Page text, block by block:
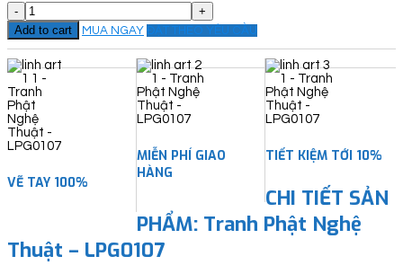
Tranh
Phật
Nghệ
Thuật
-
LPG0107
quantity
Add to cart MUA NGAY ĐẶT THEO YÊU CẦU
VẼ TAY 100%
MIỄN PHÍ GIAO
HÀNG
TIẾT KIỆM TỚI 10%
CHI TIẾT SẢN
PHẨM: Tranh Phật Nghệ
Thuật – LPG0107